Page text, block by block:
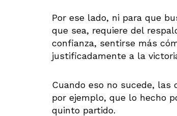
Por ese lado, ni para que
que sea, requiere del
confianza, sentirse más
justificadamente a la
Cuando eso no sucede, las
por ejemplo, que lo hecho
quinto partido.